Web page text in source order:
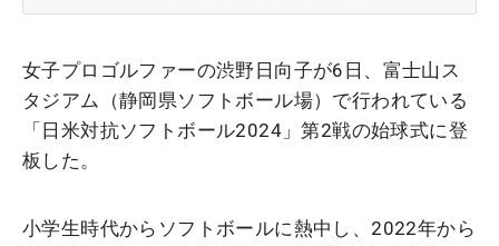
女子プロゴルファーの渋野日向子が6日、富士山ス
タジアム（静岡県ソフトボール場）で行われている
「日米対抗ソフトボール2024」第2戦の始球式に登
板した。
小学生時代からソフトボールに熱中し、2022年から